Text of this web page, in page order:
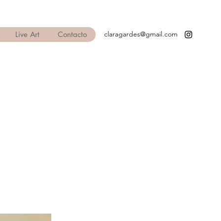
Live Art Contacto claragardes@gmail.com